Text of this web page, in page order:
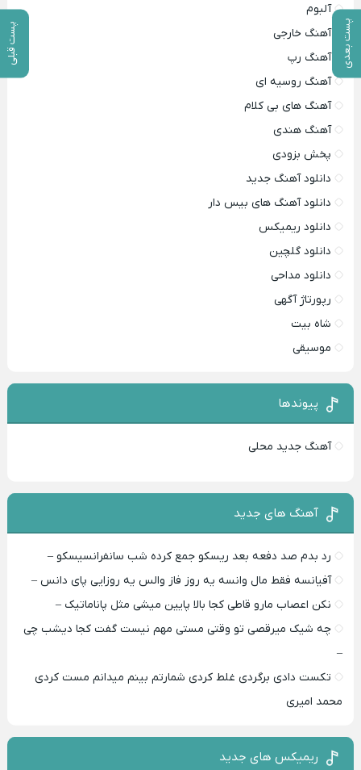
پست بعدی پست قبلی
آلبوم
آهنگ خارجی
آهنگ رپ
آهنگ روسیه ای
آهنگ های بی کلام
آهنگ هندی
پخش بزودی
دانلود آهنگ جدید
دانلود آهنگ های بیس دار
دانلود ریمیکس
دانلود گلچین
دانلود مداحی
رپورتاژ آگهی
شاه بیت
موسیقی
پیوندها
آهنگ جدید محلی
آهنگ های جدید
رد بدم صد دفعه بعد ریسکو جمع کرده شب سانفرانسیسکو –
آفیانسه فقط مال وانسه یه روز فاز والس یه روزایی پای دانس –
نکن اعصاب مارو قاطی کجا بالا پایین میشی مثل پاناماتیک –
چه شیک میرقصی تو وقتی مستی مهم نیست گفت کجا دیشب چی
–
تکست دادی برگردی غلط کردی شمارتم بینم میدانم مست کردی
محمد امیری
ریمیکس های جدید